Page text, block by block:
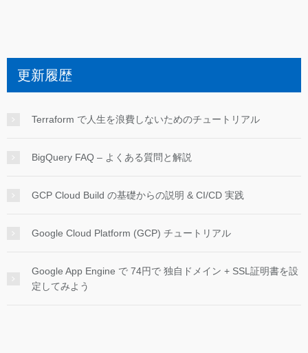
更新履歴
Terraform で人生を浪費しないためのチュートリアル
BigQuery FAQ – よくある質問と解説
GCP Cloud Build の基礎からの説明 & CI/CD 実践
Google Cloud Platform (GCP) チュートリアル
Google App Engine で 74円で 独自ドメイン + SSL証明書を設
定してみよう